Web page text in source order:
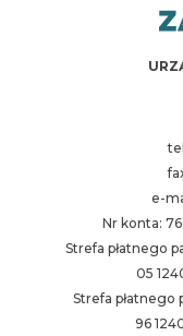
e-
Nr konta: 76
Strefa płatnego
05
Strefa płatnego
96